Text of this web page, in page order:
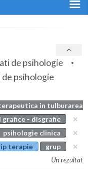
de psihologie
psihologie
in tulburarea
grafice - disgrafie
psihologie clinica
terapie
grup
Un rezultat